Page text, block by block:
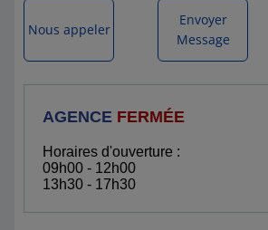
AGENCE FERMÉE
Horaires d'ouverture :
09h00 - 12h00
13h30 - 17h30
Nous appeler
Envoyer
Message